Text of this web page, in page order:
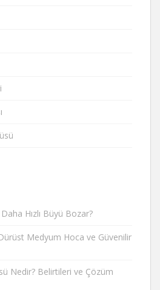
Hızlı Büyü Bozar?
Medyum Hoca ve Güvenilir
Nedir? Belirtileri ve Çözüm